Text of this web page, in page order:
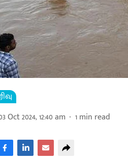
Oct 2024, 12:40 am 1min read